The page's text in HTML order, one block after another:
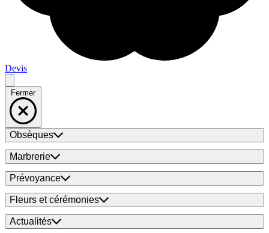
Devis
Fermer
Obsèques
Marbrerie
Prévoyance
Fleurs et cérémonies
Actualités